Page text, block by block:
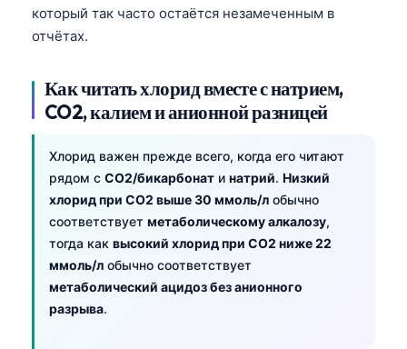
который так часто остаётся незамеченным в
отчётах.
Как читать хлорид вместе с натрием,
CO2, калием и анионной разницей
Хлорид важен прежде всего, когда его читают
рядом с CO2/бикарбонат и натрий. Низкий
хлорид при CO2 выше 30 ммоль/л обычно
соответствует метаболическому алкалозу,
тогда как высокий хлорид при CO2 ниже 22
ммоль/л обычно соответствует
метаболический ацидоз без анионного
разрыва.